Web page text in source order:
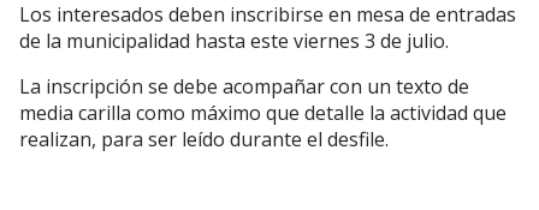
Los interesados deben inscribirse en mesa de entradas
de la municipalidad hasta este viernes 3 de julio.
La inscripción se debe acompañar con un texto de
media carilla como máximo que detalle la actividad que
realizan, para ser leído durante el desfile.